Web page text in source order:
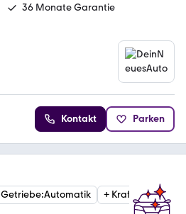
36 Monate Garantie
Kontakt Parken
Getriebe:Automatik + Kraftstoffart